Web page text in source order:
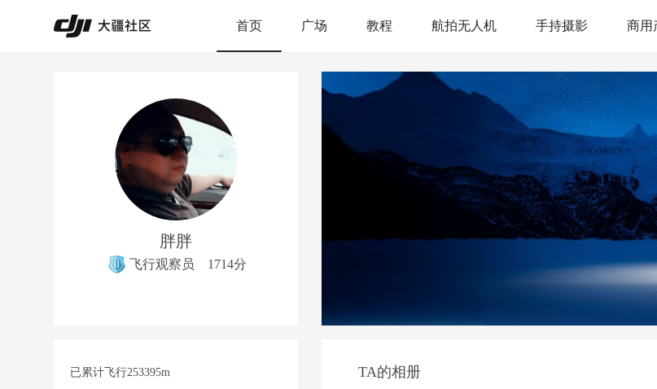
首页 广场 教程 航拍无人机 手持摄影 商用
胖胖
飞行观察员 1714分
已累计飞行253395m
TA的相册